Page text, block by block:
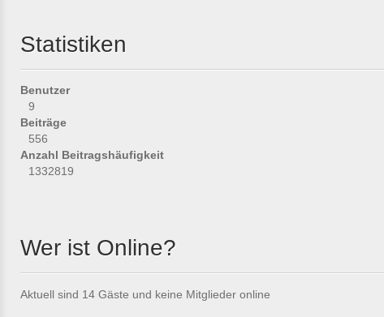
Statistiken
Benutzer
9
Beiträge
556
Anzahl Beitragshäufigkeit
1332819
Wer ist Online?
Aktuell sind 14 Gäste und keine Mitglieder online